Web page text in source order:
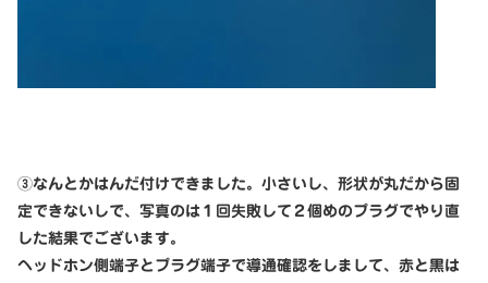
③なんとかはんだ付けできました。小さいし、形状が丸だから固
定できないしで、写真のは１回失敗して２個めのプラグでやり直
した結果でございます。
ヘッドホン側端子とプラグ端子で導通確認をしまして、赤と黒は